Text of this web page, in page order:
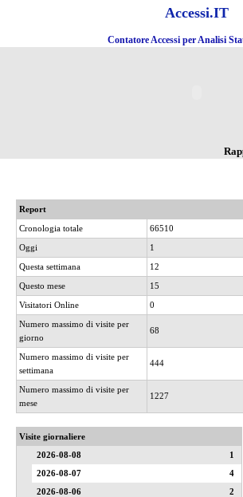
Accessi.IT
Contatore Accessi per Analisi
Report
Cronologia totale
66510
Oggi
1
Questa settimana
12
Questo mese
15
Visitatori Online
0
Numero massimo di visite per
giorno
68
Numero massimo di visite per
settimana
444
Numero massimo di visite per
mese
1227
Visite giornaliere
2026-08-08
1
2026-08-07
4
2026-08-06
2